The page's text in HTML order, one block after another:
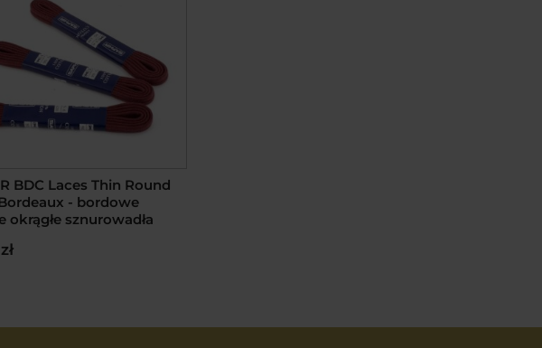
BDC Laces Thin Round
- bordowe
okrągłe sznurowadła